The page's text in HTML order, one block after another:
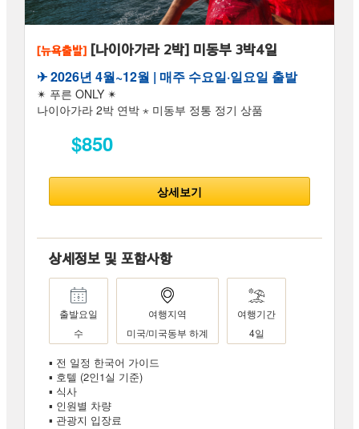
[뉴욕출발] [나이아가라 2박] 미동부 3박4일
✈︎ 2026년 4월~12월 | 매주 수요일·일요일 출발
✴ 푸른 ONLY ✴
나이아가라 2박 연박 ⋆ 미동부 정통 정기 상품
$850
상세보기
상세정보 및 포함사항
출발요일
수
여행지역
미국/미국동부 하계
여행기간
4일
▪ 전 일정 한국어 가이드
▪ 호텔 (2인1실 기준)
▪ 식사
▪ 인원별 차량
▪ 관광지 입장료